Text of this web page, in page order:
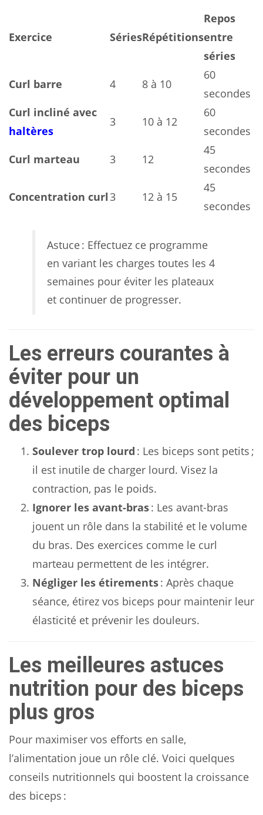
Exercice SériesRépétitions
Repos
entre
séries
Curl barre
4 8 à 10
60
secondes
Curl incliné avec
haltères
3 10 à 12
60
secondes
Curl marteau
3 12
45
secondes
Concentration curl3 12 à 15
45
secondes
Astuce : Effectuez ce programme
en variant les charges toutes les 4
semaines pour éviter les plateaux
et continuer de progresser.
Les erreurs courantes à
éviter pour un
développement optimal
des biceps
Soulever trop lourd : Les biceps sont petits ;
il est inutile de charger lourd. Visez la
contraction, pas le poids.
Ignorer les avant-bras: Les avant-bras
jouent un rôle dans la stabilité et le volume
du bras. Des exercices comme le curl
marteau permettent de les intégrer.
Négliger les étirements: Après chaque
séance, étirez vos biceps pour maintenir leur
élasticité et prévenir les douleurs.
Les meilleures astuces
nutrition pour des biceps
plus gros
Pour maximiser vos efforts en salle,
l’alimentation joue un rôle clé. Voici quelques
conseils nutritionnels qui boostent la croissance
des biceps :